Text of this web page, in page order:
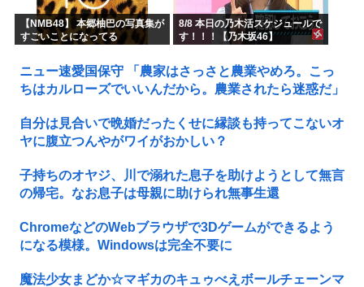
【NMB48】 本郷柚巴の写真集が
すごいことになってる
8/8 本日の乃木活スケジュールで
す！！！【乃木坂46】
ニュー速愛国保守 「農家はさっさと農業やめろ。こっ
ちはカルローズでいいんだから。農業されたら迷惑だ」
自分は見合いで晩婚だったくせに縁談も持ってこないオ
ヤに腹立つんやがワイがおかしい？
子持ちのオヤジ、川で溺れた息子を助けようとして無言
の帰宅。なお息子は母親に助けられ無事生還
ChromeなどのWebブラウザで3Dゲームができるよう
になる模様。Windowsは完全不要に
魔法少女まどか☆マギカのキュゥべえボールチェーンマ